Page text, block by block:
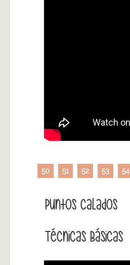
50 51 52 53 54
Puntos Calados
Técnicas Básicas